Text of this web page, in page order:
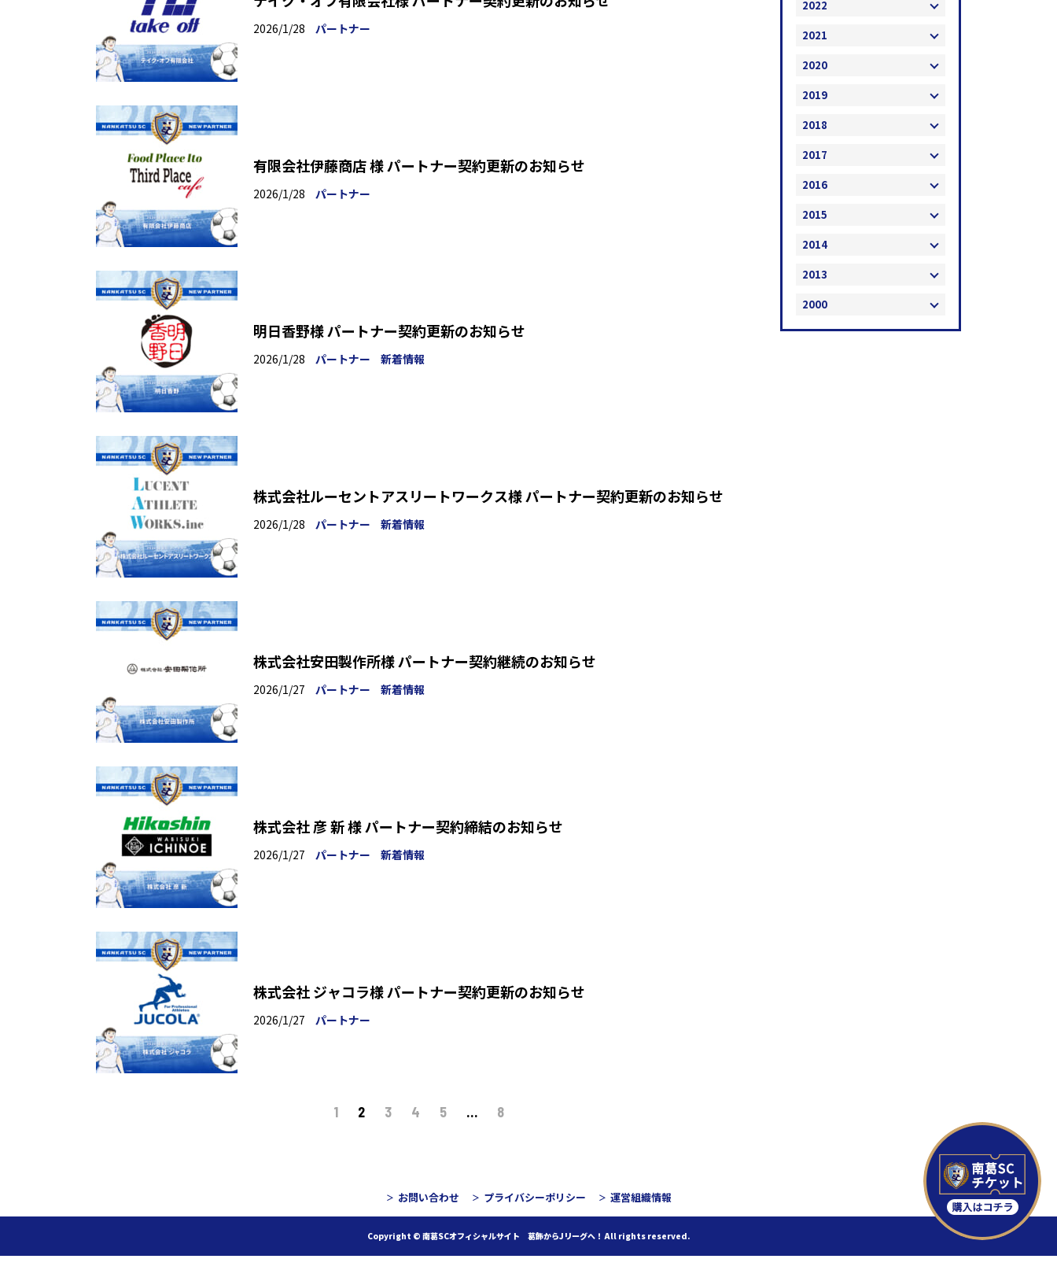
2026/1/28 パートナー
有限会社伊藤商店 様 パートナー契約更新のお知らせ
2026/1/28 パートナー
明日香野様 パートナー契約更新のお知らせ
2026/1/28 パートナー 新着情報
株式会社ルーセントアスリートワークス様 パートナー契約更新のお知らせ
2026/1/28 パートナー 新着情報
株式会社安田製作所様 パートナー契約継続のお知らせ
2026/1/27 パートナー 新着情報
株式会社 彦 新 様 パートナー契約締結のお知らせ
2026/1/27 パートナー 新着情報
株式会社 ジャコラ様 パートナー契約更新のお知らせ
2026/1/27 パートナー
1 2 3 4 5 … 8
2022
2021
2020
2019
2018
2017
2016
2015
2014
2013
2000
お問い合わせ プライバシーポリシー 運営組織情報
Copyright © 南葛SCオフィシャルサイト 葛飾からJリーグへ！All rights reserved.